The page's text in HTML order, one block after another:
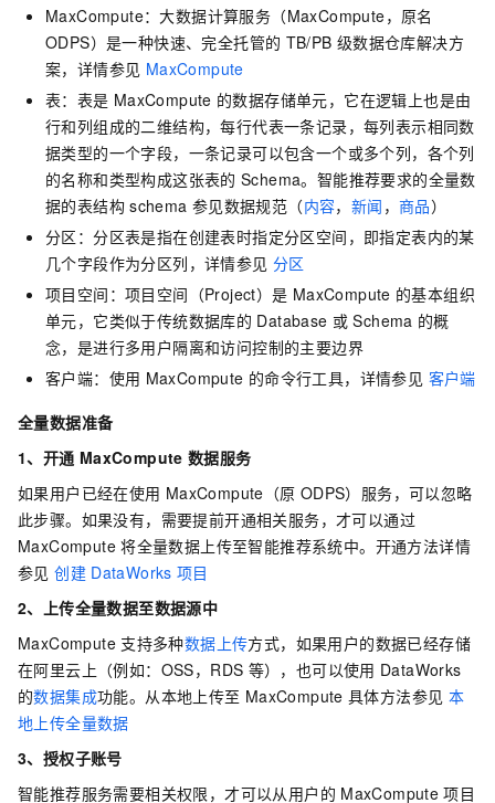
MaxCompute：大数据计算服务（MaxCompute，原名
ODPS）是一种快速、完全托管的 TB/PB 级数据仓库解决方
案，详情参见 MaxCompute
表：表是 MaxCompute 的数据存储单元，它在逻辑上也是由
行和列组成的二维结构，每行代表一条记录，每列表示相同数
据类型的一个字段，一条记录可以包含一个或多个列，各个列
的名称和类型构成这张表的 Schema。智能推荐要求的全量数
据的表结构 schema 参见数据规范（内容， 新闻 ，商品）
分区：分区表是指在创建表时指定分区空间，即指定表内的某
几个字段作为分区列，详情参见 分区
项目空间：项目空间（Project）是 MaxCompute 的基本组织
单元，它类似于传统数据库的 Database 或 Schema 的概
念，是进行多用户隔离和访问控制的主要边界
客户端：使用 MaxCompute 的命令行工具，详情参见 客户端
全量数据准备
1、开通 MaxCompute 数据服务
如果用户已经在使用 MaxCompute（原 ODPS）服务，可以忽略
此步骤。如果没有，需要提前开通相关服务，才可以通过
MaxCompute 将全量数据上传至智能推荐系统中。开通方法详情
参见创建 DataWorks 项目
2、上传全量数据至数据源中
MaxCompute 支持多种数据上传方式，如果用户的数据已经存储
在阿里云上（例如：OSS，RDS 等），也可以使用 DataWorks
的数据集成功能。从本地上传至 MaxCompute 具体方法参见 本
地上传全量数据
3、授权子账号
智能推荐服务需要相关权限，才可以从用户的 MaxCompute 项目